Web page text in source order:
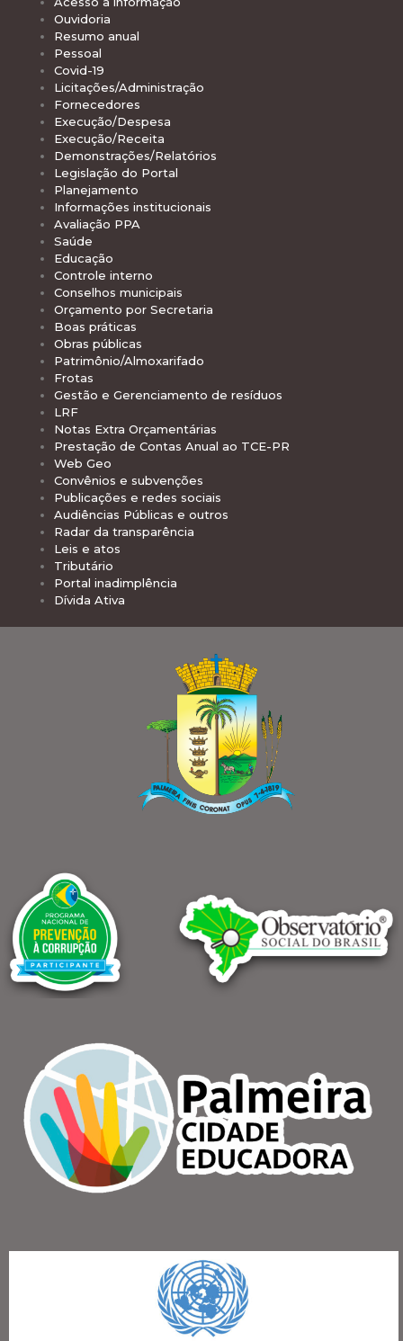
Ouvidoria
Resumo anual
Pessoal
Covid-19
Licitações/Administração
Fornecedores
Execução/Despesa
Execução/Receita
Demonstrações/Relatórios
Legislação do Portal
Planejamento
Informações institucionais
Avaliação PPA
Saúde
Educação
Controle interno
Conselhos municipais
Orçamento por Secretaria
Boas práticas
Obras públicas
Patrimônio/Almoxarifado
Frotas
Gestão e Gerenciamento de resíduos
LRF
Notas Extra Orçamentárias
Prestação de Contas Anual ao TCE-PR
Web Geo
Convênios e subvenções
Publicações e redes sociais
Audiências Públicas e outros
Radar da transparência
Leis e atos
Tributário
Portal inadimplência
Dívida Ativa